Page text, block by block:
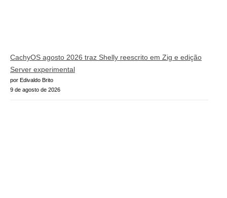
CachyOS agosto 2026 traz Shelly reescrito em Zig e edição
Server experimental
por Edivaldo Brito
9 de agosto de 2026